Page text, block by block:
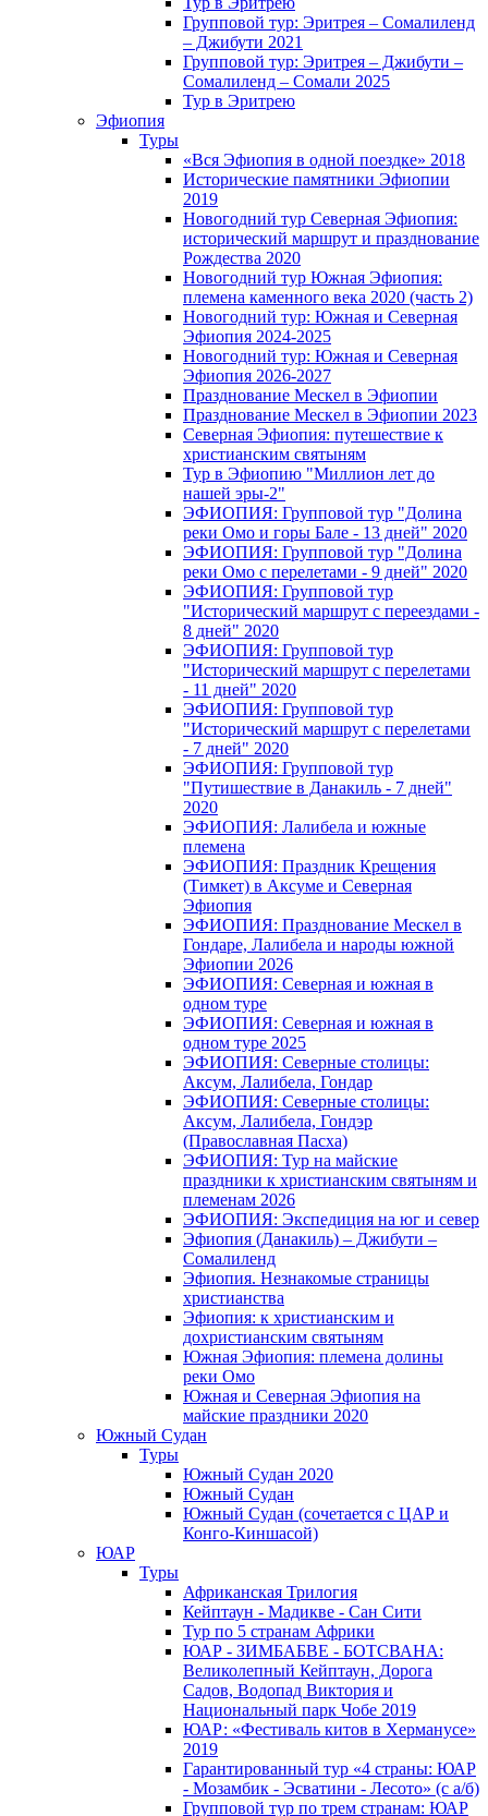
Групповой тур: Эритрея – Cомалиленд
– Джибути 2021
Групповой тур: Эритрея – Джибути –
Сомалиленд – Сомали 2025
Тур в Эритрею
Эфиопия
Туры
«Вся Эфиопия в одной поездке» 2018
Исторические памятники Эфиопии
2019
Новогодний тур Северная Эфиопия:
исторический маршрут и празднование
Рождества 2020
Новогодний тур Южная Эфиопия:
племена каменного века 2020 (часть 2)
Новогодний тур: Южная и Северная
Эфиопия 2024-2025
Новогодний тур: Южная и Северная
Эфиопия 2026-2027
Празднование Мескел в Эфиопии
Празднование Мескел в Эфиопии 2023
Северная Эфиопия: путешествие к
христианским святыням
Тур в Эфиопию "Миллион лет до
нашей эры-2"
ЭФИОПИЯ: Групповой тур "Долина
реки Омо и горы Бале - 13 дней" 2020
ЭФИОПИЯ: Групповой тур "Долина
реки Омо с перелетами - 9 дней" 2020
ЭФИОПИЯ: Групповой тур
"Исторический маршрут с переездами -
8 дней" 2020
ЭФИОПИЯ: Групповой тур
"Исторический маршрут с перелетами
- 11 дней" 2020
ЭФИОПИЯ: Групповой тур
"Исторический маршрут с перелетами
- 7 дней" 2020
ЭФИОПИЯ: Групповой тур
"Путишествие в Данакиль - 7 дней"
2020
ЭФИОПИЯ: Лалибела и южные
племена
ЭФИОПИЯ: Праздник Крещения
(Тимкет) в Аксуме и Северная
Эфиопия
ЭФИОПИЯ: Празднование Мескел в
Гондаре, Лалибела и народы южной
Эфиопии 2026
ЭФИОПИЯ: Северная и южная в
одном туре
ЭФИОПИЯ: Северная и южная в
одном туре 2025
ЭФИОПИЯ: Северные столицы:
Аксум, Лалибела, Гондар
ЭФИОПИЯ: Северные столицы:
Аксум, Лалибела, Гондэр
(Православная Пасха)
ЭФИОПИЯ: Тур на майские
праздники к христианским святыням и
племенам 2026
ЭФИОПИЯ: Экспедиция на юг и север
Эфиопия (Данакиль) – Джибути –
Cомалиленд
Эфиопия. Незнакомые страницы
христианства
Эфиопия: к христианским и
дохристианским святыням
Южная Эфиопия: племена долины
реки Омо
Южная и Северная Эфиопия на
майские праздники 2020
Южный Судан
Туры
Южный Cудан 2020
Южный Cудан
Южный Судан (сочетается с ЦАР и
Конго-Киншасой)
ЮАР
Туры
Африканская Трилогия
Кейптаун - Мадикве - Сан Сити
Тур по 5 странам Африки
ЮАР - ЗИМБАБВЕ - БОТСВАНА:
Великолепный Кейптаун, Дорога
Садов, Водопад Виктория и
Национальный парк Чобе 2019
ЮАР: «Фестиваль китов в Херманусе»
2019
Гарантированный тур «4 страны: ЮАР
- Мозамбик - Эсватини - Лесото» (с а/б)
Групповой тур по трем странам: ЮАР